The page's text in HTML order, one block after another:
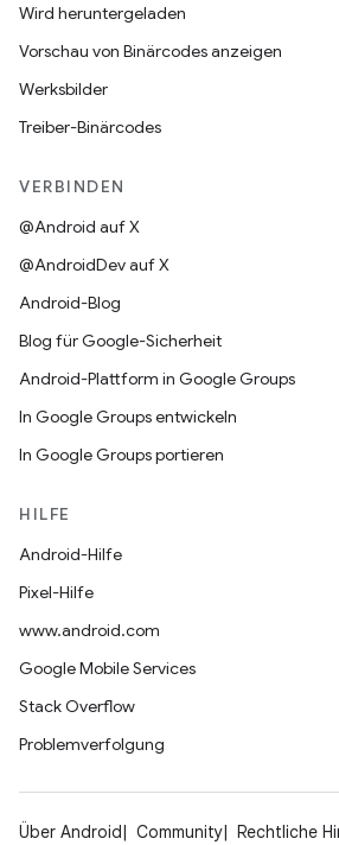
Wird heruntergeladen
Vorschau von Binärcodes anzeigen
Werksbilder
Treiber-Binärcodes
VERBINDEN
@Android auf X
@AndroidDev auf X
Android-Blog
Blog für Google-Sicherheit
Android-Plattform in Google Groups
In Google Groups entwickeln
In Google Groups portieren
HILFE
Android-Hilfe
Pixel-Hilfe
www.android.com
Google Mobile Services
Stack Overflow
Problemverfolgung
Über Android Community Rechtliche